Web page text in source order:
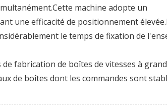
machine adopte un
une efficacité de positionnement
le temps de fixation de
fabrication de boîtes de vitesses à
de boîtes dont les commandes sont